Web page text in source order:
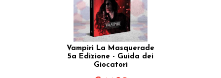
Vampiri La Masquerade
5a Edizione - Guida dei
Giocatori